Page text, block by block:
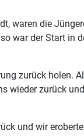
waren die
war der Start in
zurück holen.
wieder zurück
und wir